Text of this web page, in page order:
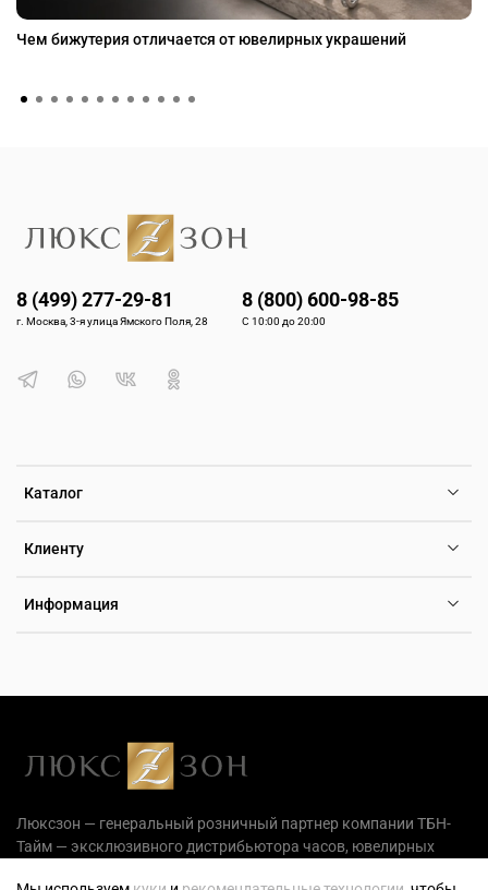
Чем бижутерия отличается от ювелирных украшений
Каталог
Клиенту
Информация
8 (499) 277-29-81
г. Москва, 3-я улица Ямского Поля, 28
8 (800) 600-98-85
С 10:00 до 20:00
Люксзон — генеральный розничный партнер компании ТБН-
Тайм — эксклюзивного дистрибьютора часов, ювелирных